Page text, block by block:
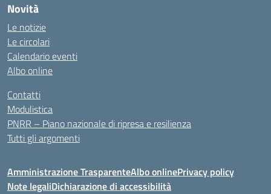
Novità
Le notizie
Le circolari
Calendario eventi
Albo online
Contatti
Modulistica
PNRR – Piano nazionale di ripresa e resilienza
Tutti gli argomenti
Amministrazione TrasparenteAlbo onlinePrivacy policy
Note legaliDichiarazione di accessibilità